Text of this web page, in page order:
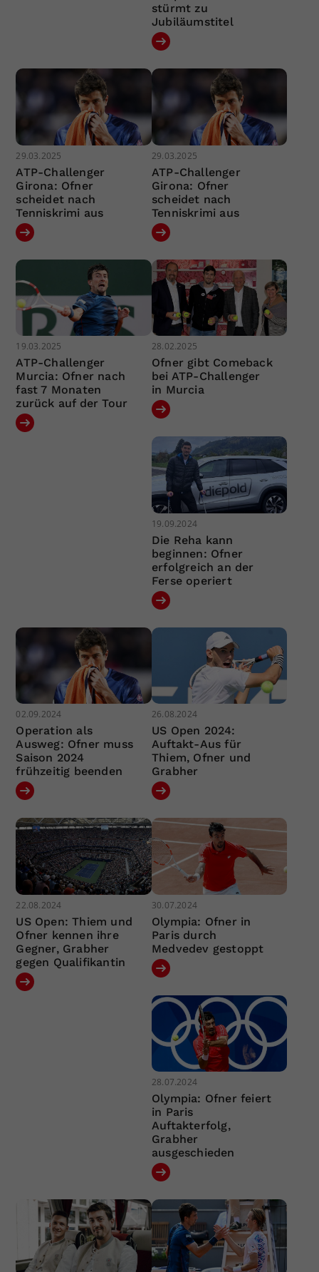
stürmt zu
Jubiläumstitel
29.03.2025
ATP-Challenger
Girona: Ofner
scheidet nach
Tenniskrimi aus
29.03.2025
ATP-Challenger
Girona: Ofner
scheidet nach
Tenniskrimi aus
19.03.2025
ATP-Challenger
Murcia: Ofner nach
fast 7 Monaten
zurück auf der Tour
28.02.2025
Ofner gibt Comeback
bei ATP-Challenger
in Murcia
19.09.2024
Die Reha kann
beginnen: Ofner
erfolgreich an der
Ferse operiert
02.09.2024
Operation als
Ausweg: Ofner muss
Saison 2024
frühzeitig beenden
26.08.2024
US Open 2024:
Auftakt-Aus für
Thiem, Ofner und
Grabher
22.08.2024
US Open: Thiem und
Ofner kennen ihre
Gegner, Grabher
gegen Qualifikantin
30.07.2024
Olympia: Ofner in
Paris durch
Medvedev gestoppt
28.07.2024
Olympia: Ofner feiert
in Paris
Auftakterfolg,
Grabher
ausgeschieden